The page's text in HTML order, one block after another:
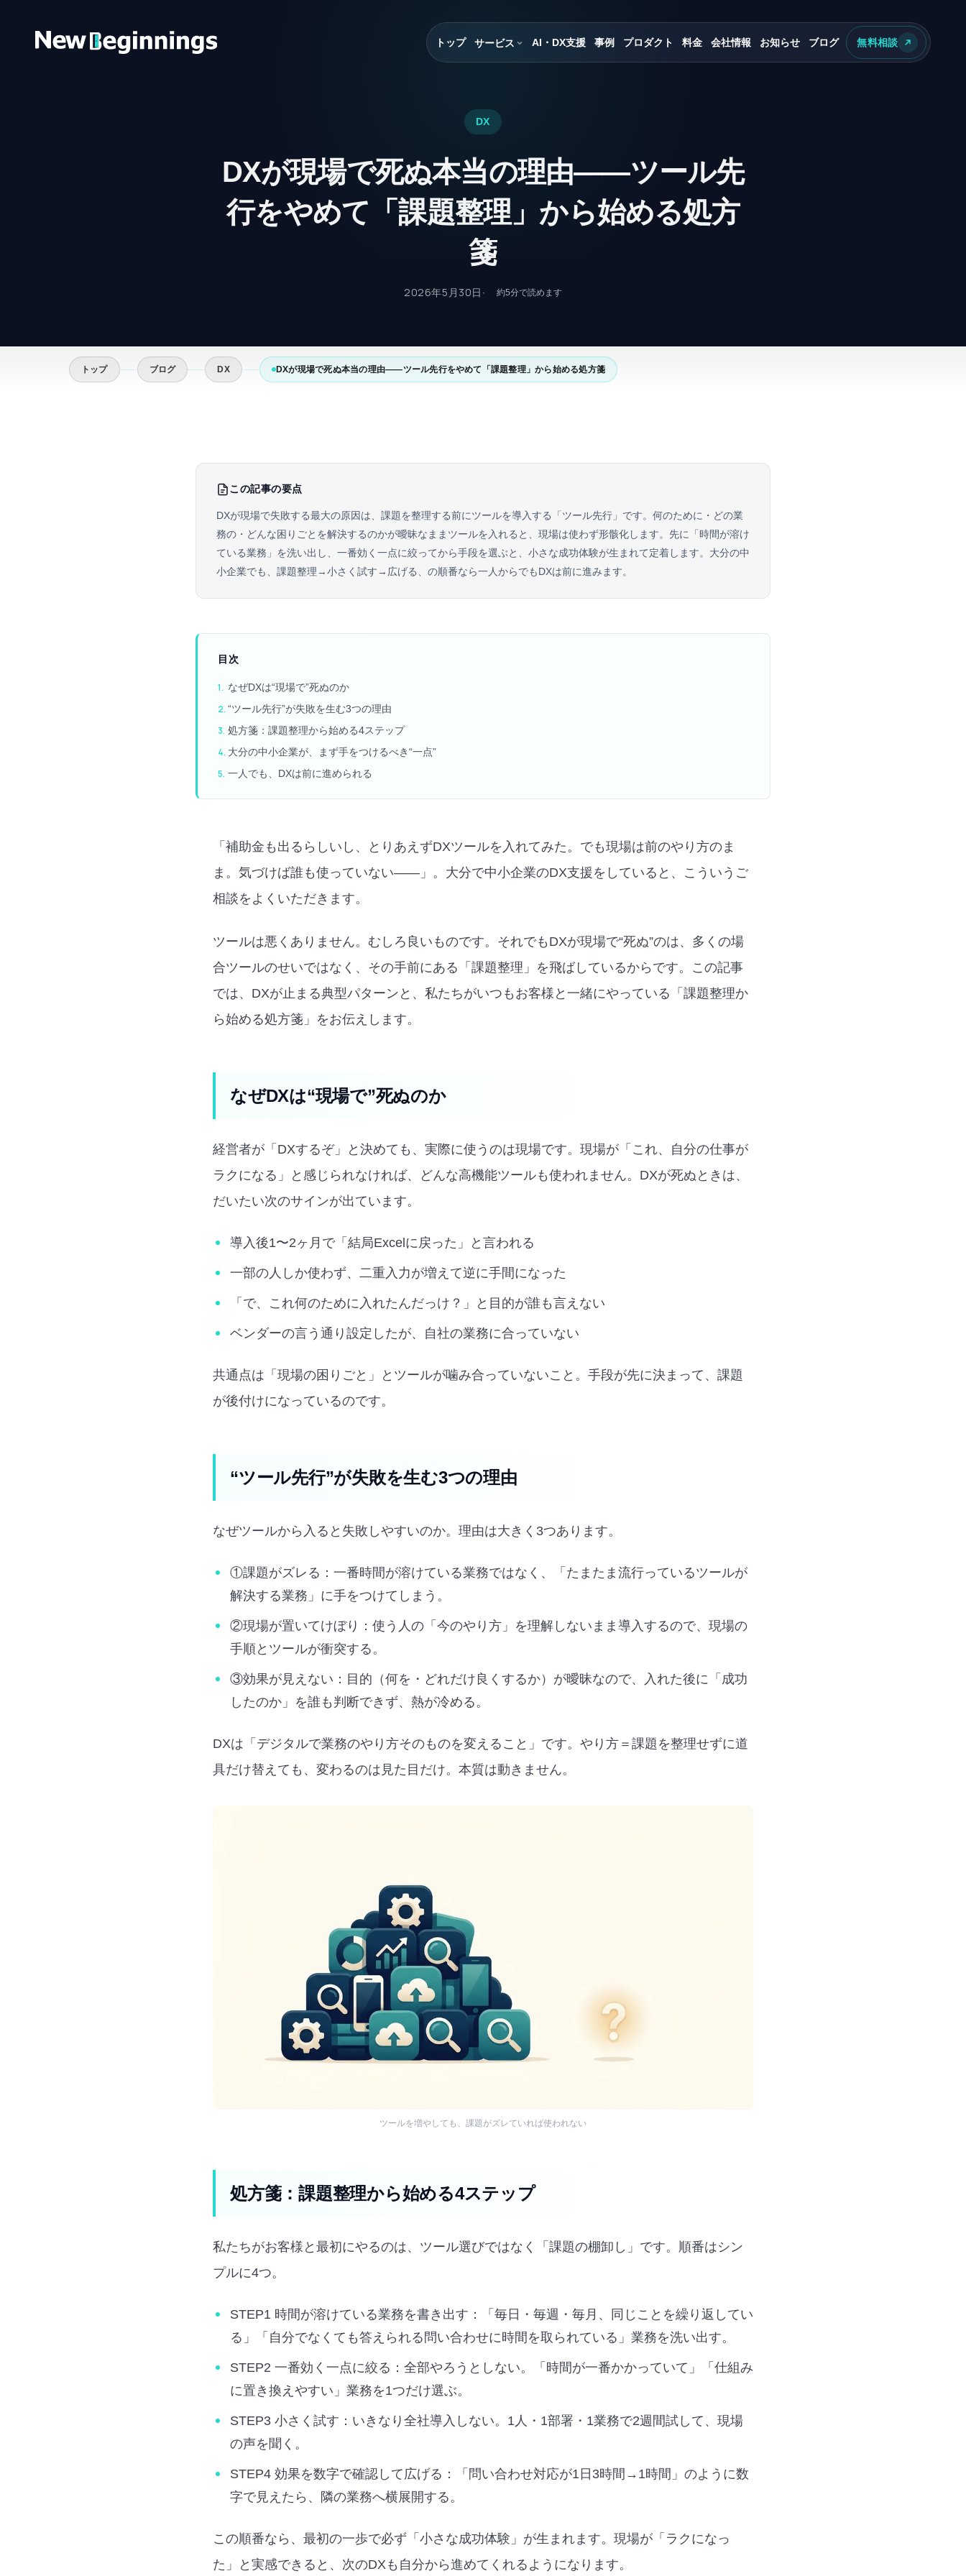
トップ サービス AI・DX支援 事例 プロダクト 料金 会社情報 お知らせ ブログ 無料相談
DX
DXが現場で死ぬ本当の理由——ツール先
行をやめて「課題整理」から始める処方
箋
2026年5月30日 約5分で読めます
トップ ブログ DX DXが現場で死ぬ本当の理由——ツール先行をやめて「課題整理」から始める処方箋
この記事の要点
DXが現場で失敗する最大の原因は、課題を整理する前にツールを導入する「ツール先行」です。何のために・どの業
務の・どんな困りごとを解決するのかが曖昧なままツールを入れると、現場は使わず形骸化します。先に「時間が溶け
ている業務」を洗い出し、一番効く一点に絞ってから手段を選ぶと、小さな成功体験が生まれて定着します。大分の中
小企業でも、課題整理→小さく試す→広げる、の順番なら一人からでもDXは前に進みます。
目次
なぜDXは“現場で”死ぬのか
“ツール先行”が失敗を生む3つの理由
処方箋：課題整理から始める4ステップ
大分の中小企業が、まず手をつけるべき“一点”
一人でも、DXは前に進められる
「補助金も出るらしいし、とりあえずDXツールを入れてみた。でも現場は前のやり方のま
ま。気づけば誰も使っていない——」。大分で中小企業のDX支援をしていると、こういうご
相談をよくいただきます。
ツールは悪くありません。むしろ良いものです。それでもDXが現場で“死ぬ”のは、多くの場
合ツールのせいではなく、その手前にある「課題整理」を飛ばしているからです。この記事
では、DXが止まる典型パターンと、私たちがいつもお客様と一緒にやっている「課題整理か
ら始める処方箋」をお伝えします。
なぜDXは“現場で”死ぬのか
経営者が「DXするぞ」と決めても、実際に使うのは現場です。現場が「これ、自分の仕事が
ラクになる」と感じられなければ、どんな高機能ツールも使われません。DXが死ぬときは、
だいたい次のサインが出ています。
導入後1〜2ヶ月で「結局Excelに戻った」と言われる
一部の人しか使わず、二重入力が増えて逆に手間になった
「で、これ何のために入れたんだっけ？」と目的が誰も言えない
ベンダーの言う通り設定したが、自社の業務に合っていない
共通点は「現場の困りごと」とツールが噛み合っていないこと。手段が先に決まって、課題
が後付けになっているのです。
“ツール先行”が失敗を生む3つの理由
なぜツールから入ると失敗しやすいのか。理由は大きく3つあります。
①課題がズレる：一番時間が溶けている業務ではなく、「たまたま流行っているツールが
解決する業務」に手をつけてしまう。
②現場が置いてけぼり：使う人の「今のやり方」を理解しないまま導入するので、現場の
手順とツールが衝突する。
③効果が見えない：目的（何を・どれだけ良くするか）が曖昧なので、入れた後に「成功
したのか」を誰も判断できず、熱が冷める。
DXは「デジタルで業務のやり方そのものを変えること」です。やり方＝課題を整理せずに道
具だけ替えても、変わるのは見た目だけ。本質は動きません。
ツールを増やしても、課題がズレていれば使われない
処方箋：課題整理から始める4ステップ
私たちがお客様と最初にやるのは、ツール選びではなく「課題の棚卸し」です。順番はシン
プルに4つ。
STEP1 時間が溶けている業務を書き出す：「毎日・毎週・毎月、同じことを繰り返してい
る」「自分でなくても答えられる問い合わせに時間を取られている」業務を洗い出す。
STEP2 一番効く一点に絞る：全部やろうとしない。「時間が一番かかっていて」「仕組み
に置き換えやすい」業務を1つだけ選ぶ。
STEP3 小さく試す：いきなり全社導入しない。1人・1部署・1業務で2週間試して、現場
の声を聞く。
STEP4 効果を数字で確認して広げる：「問い合わせ対応が1日3時間→1時間」のように数
字で見えたら、隣の業務へ横展開する。
この順番なら、最初の一歩で必ず「小さな成功体験」が生まれます。現場が「ラクになっ
た」と実感できると、次のDXも自分から進めてくれるようになります。